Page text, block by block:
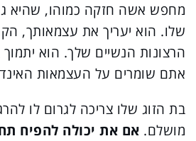
מחפש אשה חזקה כמוהו, שהיא
שלו. הוא יעריך את עצמאותך,
הרצונות הנשיים שלך. הוא יתמוך
אתם שומרים על העצמאות
בת הזוג שלו צריכה לגרום לו
מושלם. אם את יכולה להפיח